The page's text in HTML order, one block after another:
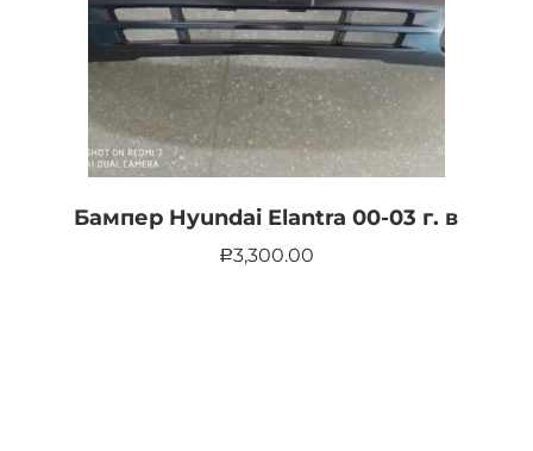
Бампер Hyundai Elantra 00-03 г. в
Р3,300.00